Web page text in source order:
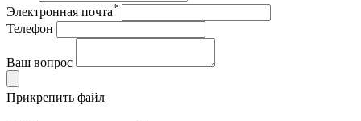
Электронная почта*
Телефон
Ваш вопрос
Прикрепить файл